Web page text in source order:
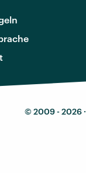
© 2009 - 2026 ·